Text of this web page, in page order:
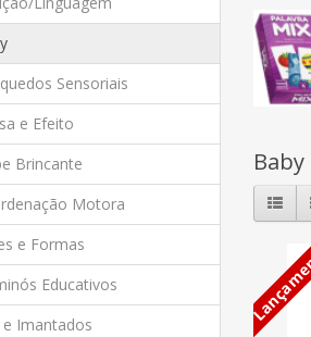
Sensoriais
e Efeito
Brincante
Motora
e Formas
Educativos
e Imantados
Baby